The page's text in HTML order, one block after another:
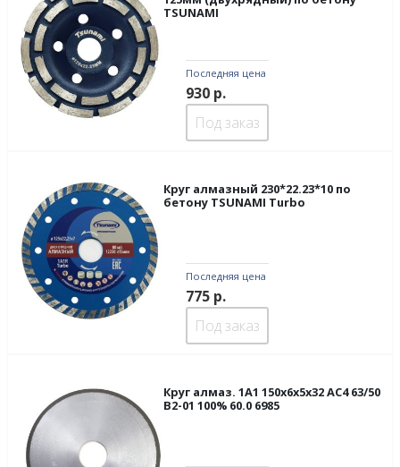
TSUNAMI
Последняя цена
930р.
Под заказ
Круг алмазный 230*22.23*10 по
бетону TSUNAMI Turbo
Последняя цена
775р.
Под заказ
Круг алмаз. 1А1 150х6х5х32 АС4 63/50
В2-01 100% 60.0 6985